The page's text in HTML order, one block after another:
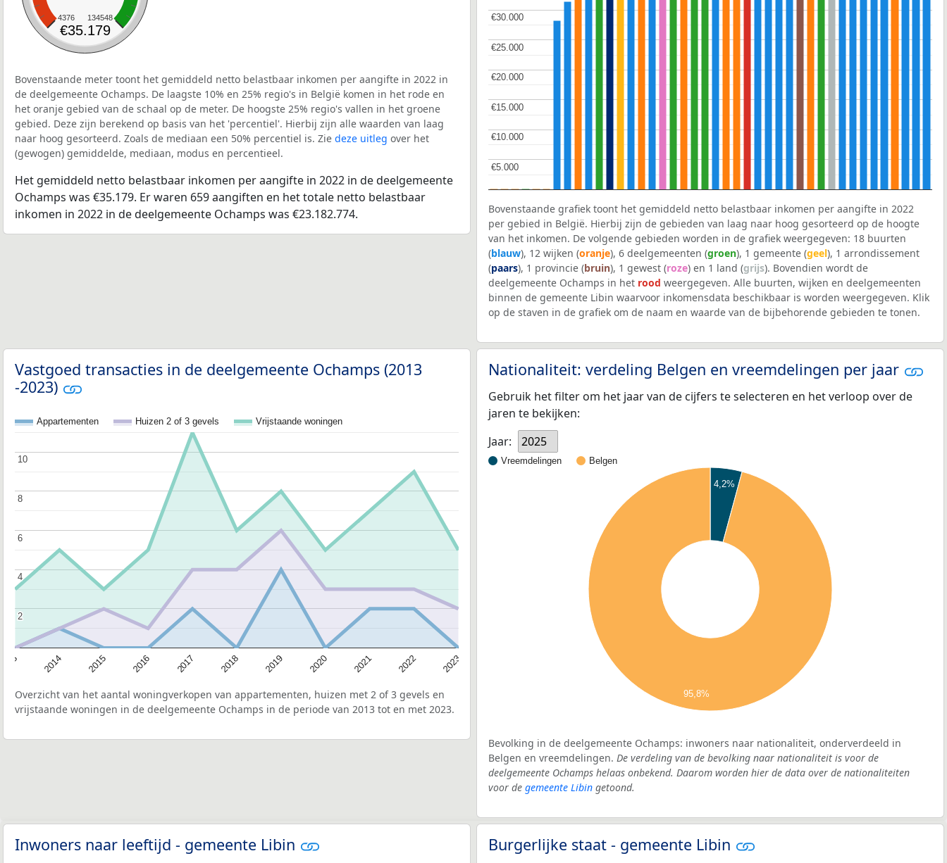
4376 134548
€35.179
Bovenstaande meter toont het gemiddeld netto belastbaar inkomen per aangifte in 2022 in
de deelgemeente Ochamps. De laagste 10% en 25% regio's in België komen in het rode en
het oranje gebied van de schaal op de meter. De hoogste 25% regio's vallen in het groene
gebied. Deze zijn berekend op basis van het 'percentiel'. Hierbij zijn alle waarden van laag
naar hoog gesorteerd. Zoals de mediaan een 50% percentiel is. Zie deze uitleg over het
(gewogen) gemiddelde, mediaan, modus en percentieel.
Het gemiddeld netto belastbaar inkomen per aangifte in 2022 in de deelgemeente
Ochamps was €35.179. Er waren 659 aangiften en het totale netto belastbaar
inkomen in 2022 in de deelgemeente Ochamps was €23.182.774.
€5.000
€5.000
€10.000
€10.000
€15.000
€15.000
€20.000
€20.000
€25.000
€25.000
€30.000
€30.000
Bovenstaande grafiek toont het gemiddeld netto belastbaar inkomen per aangifte in 2022
per gebied in België. Hierbij zijn de gebieden van laag naar hoog gesorteerd op de hoogte
van het inkomen. De volgende gebieden worden in de grafiek weergegeven: 18 buurten
(blauw), 12 wijken (oranje), 6 deelgemeenten (groen), 1 gemeente (geel), 1 arrondissement
(paars), 1 provincie (bruin), 1 gewest (roze) en 1 land (grijs). Bovendien wordt de
deelgemeente Ochamps in het rood weergegeven. Alle buurten, wijken en deelgemeenten
binnen de gemeente Libin waarvoor inkomensdata beschikbaar is worden weergegeven. Klik
op de staven in de grafiek om de naam en waarde van de bijbehorende gebieden te tonen.
Vastgoed transacties in de deelgemeente Ochamps (2013
-2023)
Appartementen Huizen 2 of 3 gevels Vrijstaande woningen
2014 2015 2016 2017 2018 2019 2020 2021 2022 2023
2
2
4
4
6
6
8
8
10
10
Overzicht van het aantal woningverkopen van appartementen, huizen met 2 of 3 gevels en
vrijstaande woningen in de deelgemeente Ochamps in de periode van 2013 tot en met 2023.
Nationaliteit: verdeling Belgen en vreemdelingen per jaar
Gebruik het filter om het jaar van de cijfers te selecteren en het verloop over de
jaren te bekijken:
Jaar:
2025
Vreemdelingen Belgen
4,2%
95,8%
Bevolking in de deelgemeente Ochamps: inwoners naar nationaliteit, onderverdeeld in
Belgen en vreemdelingen. De verdeling van de bevolking naar nationaliteit is voor de
deelgemeente Ochamps helaas onbekend. Daarom worden hier de data over de nationaliteiten
voor de gemeente Libin getoond.
Inwoners naar leeftijd - gemeente Libin Burgerlijke staat - gemeente Libin